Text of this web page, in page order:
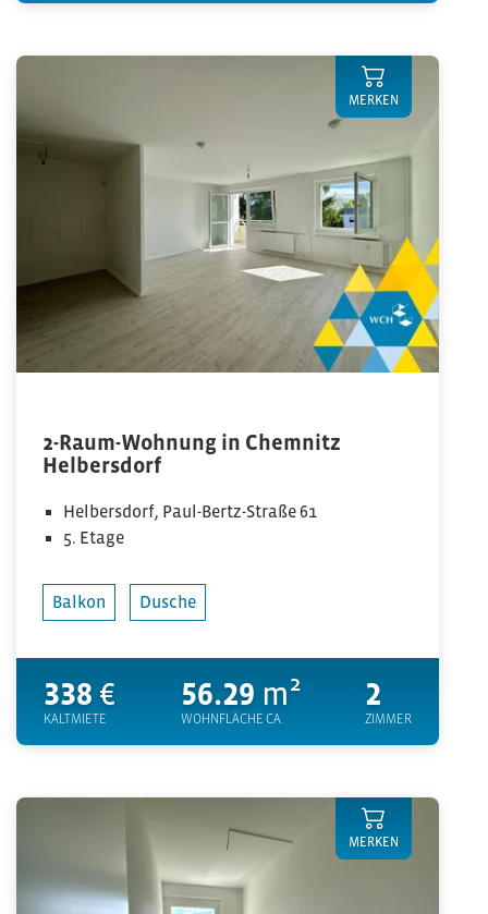
2-Raum-Wohnung in Chemnitz
Helbersdorf
Helbersdorf, Paul-Bertz-Straße 61
5. Etage
Balkon Dusche
338 €
KALTMIETE
56.29 m²
WOHNFLÄCHE CA.
2
ZIMMER
MERKEN
MERKEN